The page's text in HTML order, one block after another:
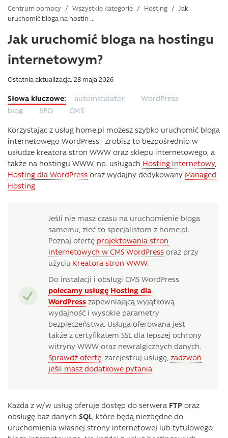
Centrum pomocy / Wszystkie kategorie / Hosting /
Jak
uruchomić bloga na hostin ...
Jak uruchomić bloga na hostingu
internetowym?
Ostatnia aktualizacja: 28 maja 2026
autoinstalator
WordPress
blog
SEO
CMS
Korzystając z usług home.pl możesz szybko uruchomić bloga
internetowego WordPress. Zrobisz to bezpośrednio w
usłudze kreatora stron WWW oraz sklepu internetowego, a
także na hostingu WWW, np. usługach Hosting internetowy,
Hosting dla WordPress oraz wydajny dedykowany Managed
Hosting
Jeśli nie masz czasu na uruchomienie bloga
samemu, zleć to specjalistom z home.pl.
Poznaj ofertę projektowania stron
internetowych w CMS WordPress oraz przy
użyciu Kreatora stron WWW.
Do instalacji i obsługi CMS WordPress
polecamy usługę Hosting dla
WordPress zapewniającą wyjątkową
wydajność i wysokie parametry
bezpieczeństwa. Usługa oferowana jest
także z certyfikatem SSL dla lepszej ochrony
witryny WWW oraz newralgicznych danych.
Sprawdź ofertę, zarejestruj usługę, zadzwoń
jeśli masz dodatkowe pytania.
Każda z w/w usług oferuje dostęp do serwera FTP oraz
obsługę baz danych SQL, które będą niezbędne do
uruchomienia własnej strony internetowej lub tytułowego